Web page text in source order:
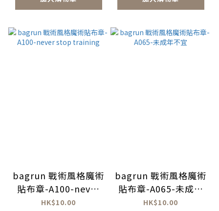
bagrun 戰術風格魔術
貼布章-A100-never
stop training
HK$10.00
bagrun 戰術風格魔術
貼布章-A065-未成年
不宜
HK$10.00